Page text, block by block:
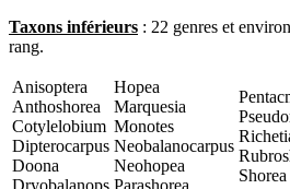
Taxons inférieurs : 22 genres et
rang.
Anisoptera
Anthoshorea
Cotylelobium
Dipterocarpus
Doona
Dryobalanops
Hopea
Marquesia
Monotes
Neobalanocarpus
Neohopea
Parashorea
Shorea